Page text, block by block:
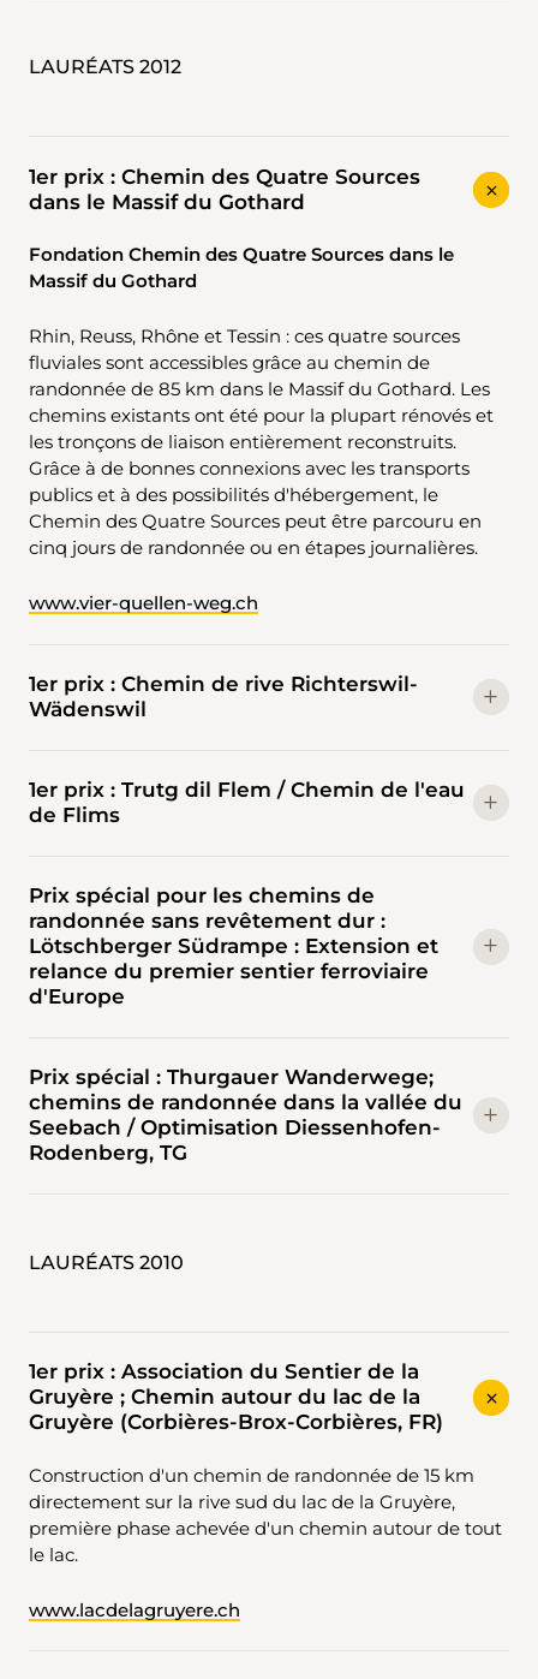
LAURÉATS 2012
1er prix : Chemin des Quatre Sources
dans le Massif du Gothard
Fondation Chemin des Quatre Sources dans le
Massif du Gothard
Rhin, Reuss, Rhône et Tessin : ces quatre sources
fluviales sont accessibles grâce au chemin de
randonnée de 85 km dans le Massif du Gothard. Les
chemins existants ont été pour la plupart rénovés et
les tronçons de liaison entièrement reconstruits.
Grâce à de bonnes connexions avec les transports
publics et à des possibilités d'hébergement, le
Chemin des Quatre Sources peut être parcouru en
cinq jours de randonnée ou en étapes journalières.
www.vier-quellen-weg.ch
1er prix : Chemin de rive Richterswil-
Wädenswil
1er prix : Trutg dil Flem / Chemin de l'eau
de Flims
Prix spécial pour les chemins de
randonnée sans revêtement dur :
Lötschberger Südrampe : Extension et
relance du premier sentier ferroviaire
d'Europe
Prix spécial : Thurgauer Wanderwege;
chemins de randonnée dans la vallée du
Seebach / Optimisation Diessenhofen-
Rodenberg, TG
LAURÉATS 2010
1er prix : Association du Sentier de la
Gruyère ; Chemin autour du lac de la
Gruyère (Corbières-Brox-Corbières, FR)
Construction d'un chemin de randonnée de 15 km
directement sur la rive sud du lac de la Gruyère,
première phase achevée d'un chemin autour de tout
le lac.
www.lacdelagruyere.ch